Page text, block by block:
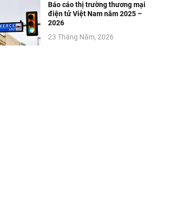
Báo cáo thị trường thương mại
điện tử Việt Nam năm 2025 –
2026
23 Tháng Năm, 2026